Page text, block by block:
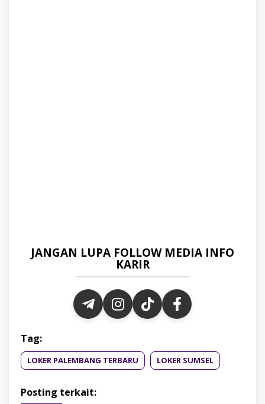
JANGAN LUPA FOLLOW MEDIA INFO
KARIR
Tag:
LOKER PALEMBANG TERBARU LOKER SUMSEL
Posting terkait: